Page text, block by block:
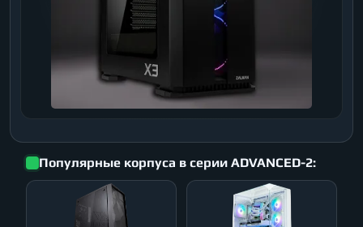
Популярные корпуса в серии ADVANCED-2: